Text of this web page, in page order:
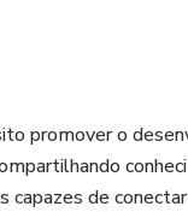
promover o
capazes de